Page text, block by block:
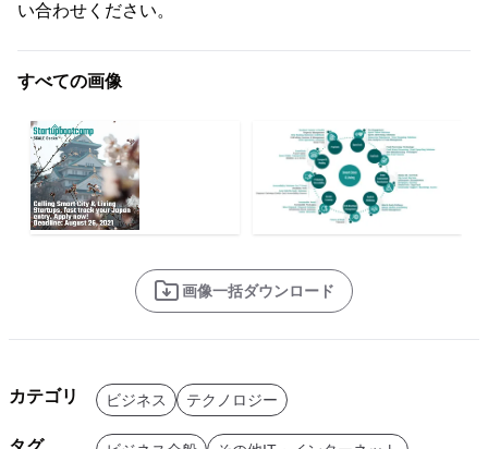
い合わせください。
すべての画像
画像一括ダウンロード
カテゴリ ビジネス テクノロジー